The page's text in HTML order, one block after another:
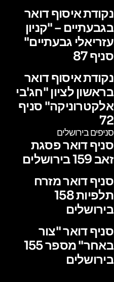
נקודת איסוף דואר
בגבעתיים – "קניון
עזריאלי גבעתיים"
סניף 87
נקודת איסוף דואר
בראשון לציון "חג'בי
אלקטרוניקה" סניף
72
סניפים בירושלים
סניף דואר פסגת
זאב 159 בירושלים
סניף דואר מזרח
תלפיות 158
בירושלים
סניף דואר "צור
באחר" מספר 155
בירושלים